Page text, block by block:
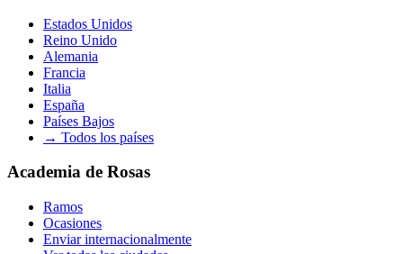
Estados Unidos
Reino Unido
Alemania
Francia
Italia
España
Países Bajos
→ Todos los países
Academia de Rosas
Ramos
Ocasiones
Enviar internacionalmente